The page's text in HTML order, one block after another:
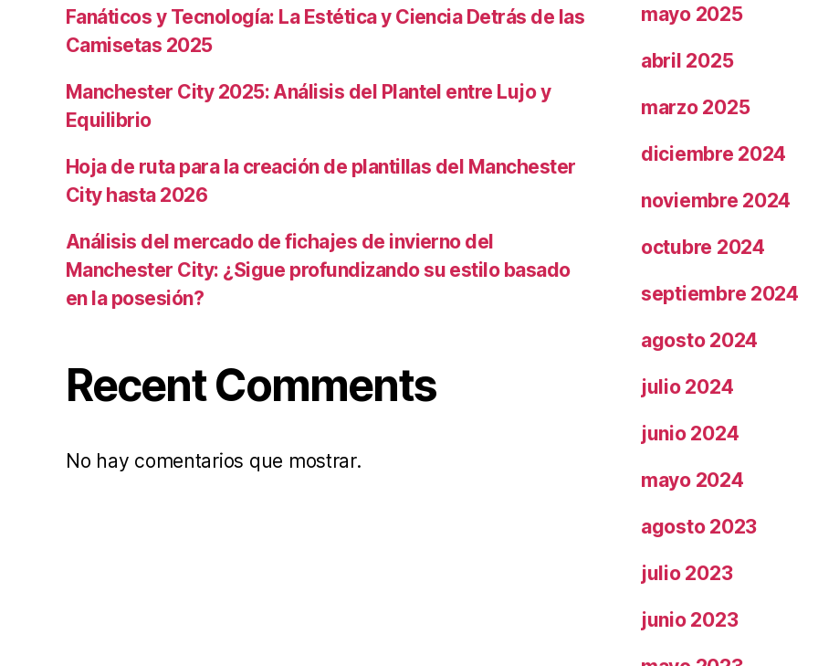
Fanáticos y Tecnología: La Estética y Ciencia Detrás de las
Camisetas 2025
Manchester City 2025: Análisis del Plantel entre Lujo y
Equilibrio
Hoja de ruta para la creación de plantillas del Manchester
City hasta 2026
Análisis del mercado de fichajes de invierno del
Manchester City: ¿Sigue profundizando su estilo basado
en la posesión?
Recent Comments
No hay comentarios que mostrar.
mayo 2025
abril 2025
marzo 2025
diciembre 2024
noviembre 2024
octubre 2024
septiembre 2024
agosto 2024
julio 2024
junio 2024
mayo 2024
agosto 2023
julio 2023
junio 2023